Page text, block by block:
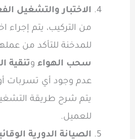
الاختبار والتشغيل
من التركيب، يتم إجراء
للمدخنة للتأكد من
سحب الهواء وتنقية
عدم وجود أي تسربات
يتم شرح طريقة
للعميل.
الصيانة الدورية